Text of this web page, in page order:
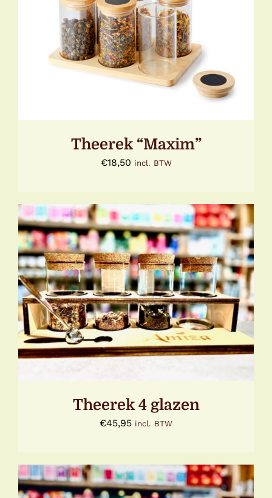
TOEVOEGEN AAN WINKELWAGEN
DETAILS
Theerek “Maxim”
€18,50 incl. BTW
TOEVOEGEN AAN WINKELWAGEN
/
DETAILS
Theerek 4 glazen
€45,95 incl. BTW